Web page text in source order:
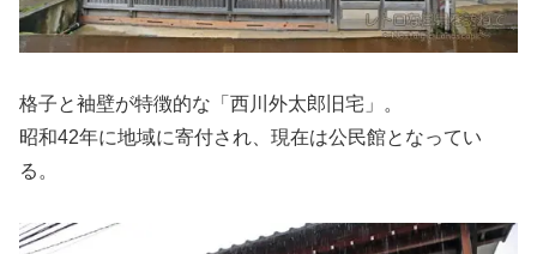
格子と袖壁が特徴的な「西川外太郎旧宅」。
昭和42年に地域に寄付され、現在は公民館となってい
る。